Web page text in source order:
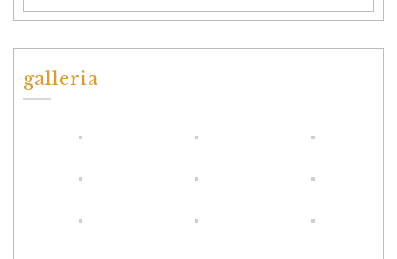
galleria